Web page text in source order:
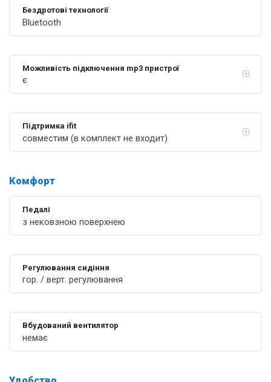
Бездротові технології
Bluetooth
Можливість підключення mp3 пристрої
є
Підтримка ifit
совместим (в комплект не входит)
Комфорт
Педалі
з нековзною поверхнею
Регулювання сидіння
гор. / верт. регулювання
Вбудований вентилятор
немає